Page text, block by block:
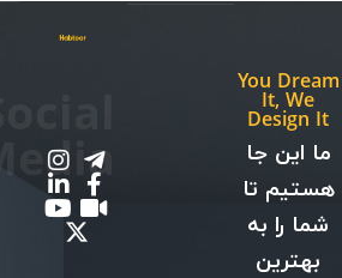
You
It,
جا
تا
را به
Media